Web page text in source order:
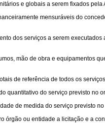
e globais a serem fixados
mensuráveis do
dos serviços a serem
mão de obra e equipamentos
de referência de todos os
quantitativo do serviço previsto no
de medida do serviço previsto
órgão ou entidade a licitação e a